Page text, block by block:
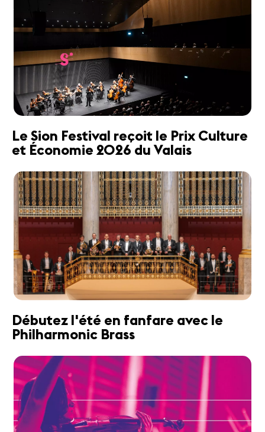
Le Sion Festival reçoit le Prix Culture
et Économie 2026 du Valais
Débutez l'été en fanfare avec le
Philharmonic Brass